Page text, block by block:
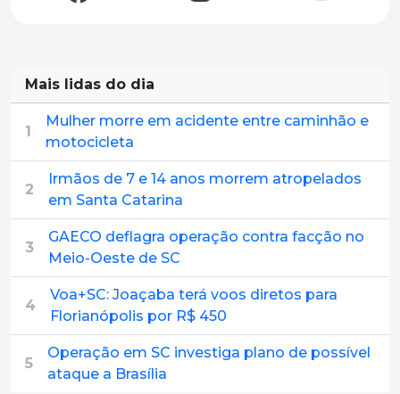
Mais lidas do dia
1
Mulher morre em acidente entre caminhão e
motocicleta
2
Irmãos de 7 e 14 anos morrem atropelados
em Santa Catarina
3
GAECO deflagra operação contra facção no
Meio-Oeste de SC
4
Voa+SC: Joaçaba terá voos diretos para
Florianópolis por R$ 450
5
Operação em SC investiga plano de possível
ataque a Brasília